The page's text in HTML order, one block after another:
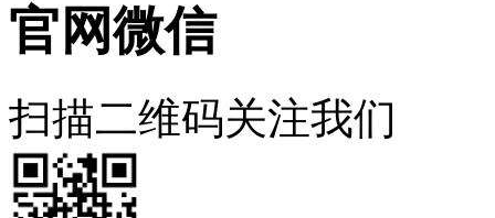
官网微信
扫描二维码关注我们